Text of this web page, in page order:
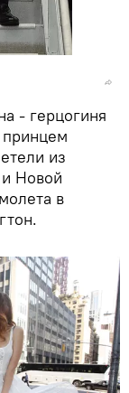
- герцогиня
из
Новой
в